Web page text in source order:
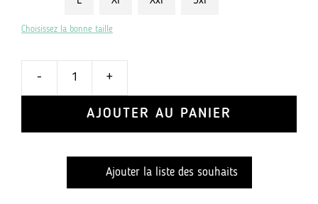
Choisissez la bonne taille
-
Layer
krótkim
rękawem,
ultralekka
+
AJOUTER AU PANIER
Ajouter la liste des souhaits